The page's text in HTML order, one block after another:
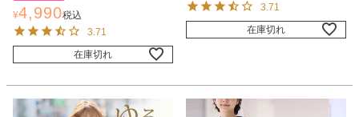
¥4,990税込
3.71
在庫切れ
3.71
在庫切れ